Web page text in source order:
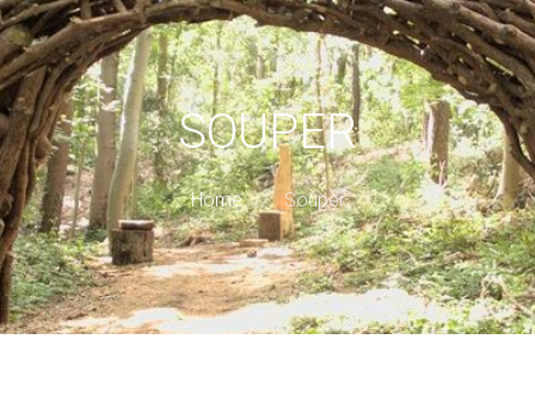
SOUPER
Home Souper